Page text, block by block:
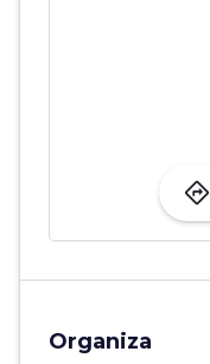
directions
Organiza